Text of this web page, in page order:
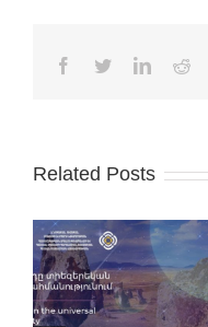
Facebook
TwitterLinkedin
Related Posts